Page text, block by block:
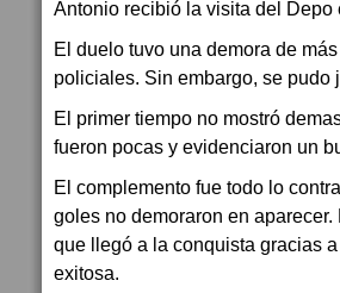
Antonio recibió la visita del Depo
El duelo tuvo una demora de
policiales. Sin embargo, se
El primer tiempo no mostró
fueron pocas y evidenciaron un
El complemento fue todo lo
goles no demoraron en
que llegó a la conquista gracias
exitosa.